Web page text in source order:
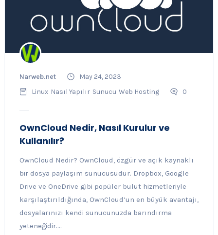
Narweb.net
May 24, 2023
Linux Nasıl Yapılır Sunucu Web Hosting 0
OwnCloud Nedir, Nasıl Kurulur ve
Kullanılır?
OwnCloud Nedir? OwnCloud, özgür ve açık kaynaklı
bir dosya paylaşım sunucusudur. Dropbox, Google
Drive ve OneDrive gibi popüler bulut hizmetleriyle
karşılaştırıldığında, OwnCloud’un en büyük avantajı,
dosyalarınızı kendi sunucunuzda barındırma
yeteneğidir....